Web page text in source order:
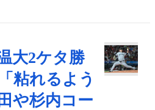
大2ケタ勝
粘れるよう
や杉内コー